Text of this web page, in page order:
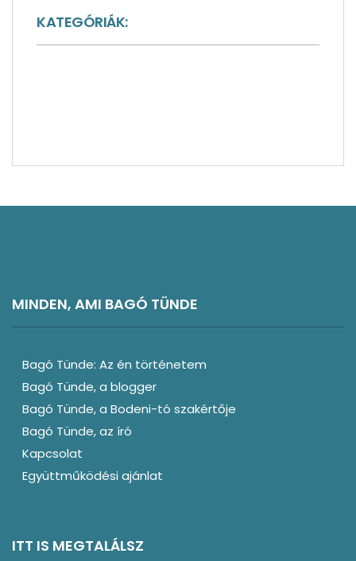
KATEGÓRIÁK:
MINDEN, AMI BAGÓ TÜNDE
Bagó Tünde: Az én történetem
Bagó Tünde, a blogger
Bagó Tünde, a Bodeni-tó szakértője
Bagó Tünde, az író
Kapcsolat
Együttműködési ajánlat
ITT IS MEGTALÁLSZ